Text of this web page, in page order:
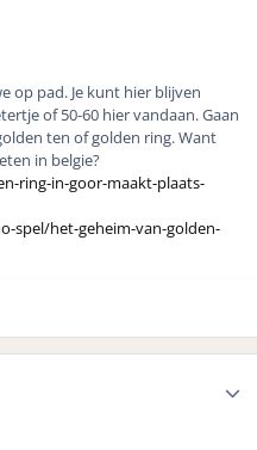
op pad. Je kunt hier blijven
of 50-60 hier vandaan. Gaan
ten of golden ring. Want
in belgie?
ring-in-goor-maakt-plaats-
spel/het-geheim-van-golden-